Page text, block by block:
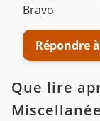
Bravo
Répondre
Que lire